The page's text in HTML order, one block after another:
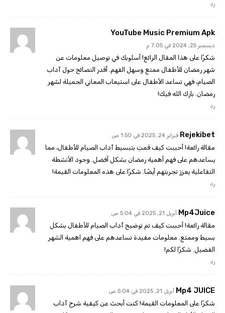
رد
YouTube Music Premium Apk
ديسمبر 25, 2024 في 7:05 م
شكرًا على هذا المقال الرائع! أسلوبك في توصيل معلومات عن
شهر رمضان للأطفال ممتع وسهل الفهم. أقدر النصائح حول آداب
الصيام، فهي تساعد الأطفال على استيعاب المعاني الجميلة لشهر
رمضان. بارك الله فيك!
رد
Rejekibet فبراير 24, 2025 في 1:50 ص
مقالة رائعة! أحببت كيف قمتِ بتبسيط آداب الصيام للأطفال، مما
يساعدهم على فهم أهمية رمضان بشكل أفضل. وجود الأنشطة
التفاعلية يعزز تجربتهم أيضًا. شكرًا على هذه المعلومات القيمة!
رد
Mp4Juice أبريل 21, 2025 في 5:04 ص
مقالة رائعة! أحببت كيف تم توضيح آداب الصيام للأطفال بشكل
بسيط وممتع. معلومات مفيدة تساعدهم على فهم اهمية الشهر
الفضيل. شكرًا لكم!
رد
Mp4 JUICE أبريل 21, 2025 في 5:04 ص
شكرًا على المعلومات القيمة! كنت أبحث عن كيفية شرح آداب